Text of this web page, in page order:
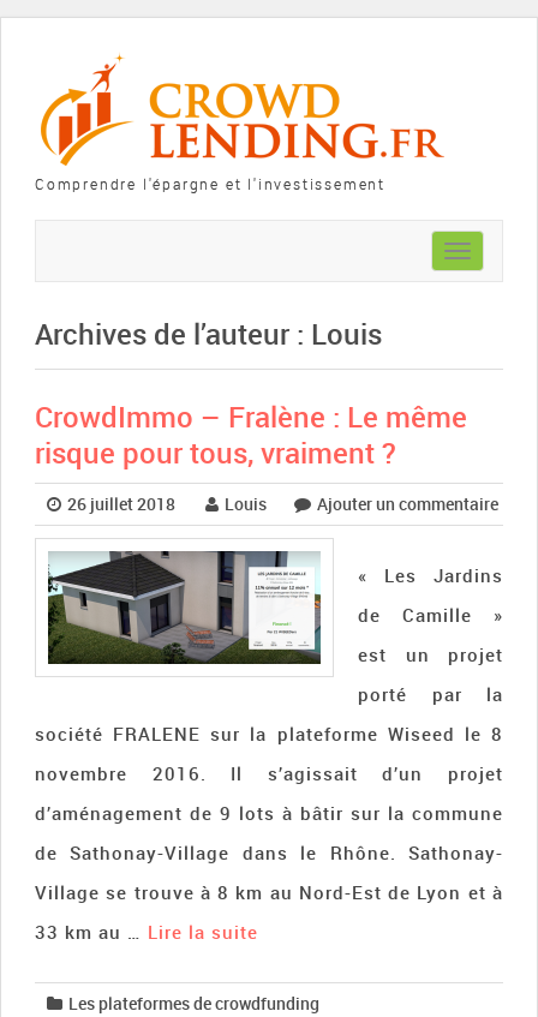
Comprendre l'épargne et l'investissement
Toggle
navigation
Archives de l’auteur : Louis
CrowdImmo – Fralène : Le même
risque pour tous, vraiment ?
26 juillet 2018 Louis Ajouter un commentaire
« Les Jardins
de Camille »
est un projet
porté par la
société FRALENE sur la plateforme Wiseed le 8
novembre 2016. Il s’agissait d’un projet
d’aménagement de 9 lots à bâtir sur la commune
de Sathonay-Village dans le Rhône. Sathonay-
Village se trouve à 8 km au Nord-Est de Lyon et à
33 km au … Lire la suite­­
Les plateformes de crowdfunding